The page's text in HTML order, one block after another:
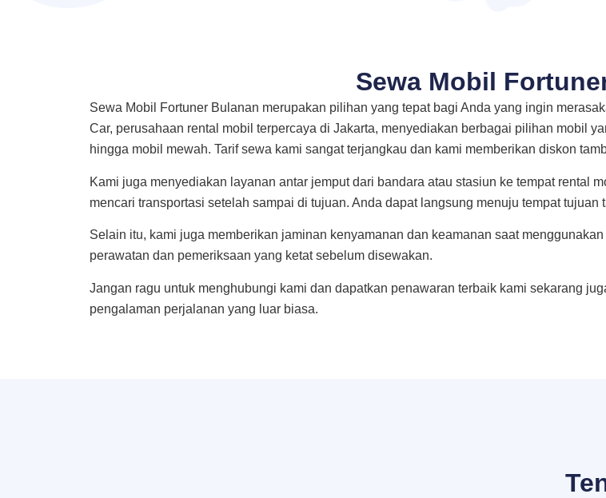
Sewa Mobil
Sewa Mobil Fortuner Bulanan merupakan pilihan yang tepat bagi Anda yang ingin
Car, perusahaan rental mobil terpercaya di Jakarta, menyediakan berbagai pilihan mobil
hingga mobil mewah. Tarif sewa kami sangat terjangkau dan kami memberikan diskon
Kami juga menyediakan layanan antar jemput dari bandara atau stasiun ke tempat rental
mencari transportasi setelah sampai di tujuan. Anda dapat langsung menuju tempat tujuan
Selain itu, kami juga memberikan jaminan kenyamanan dan keamanan saat
perawatan dan pemeriksaan yang ketat sebelum disewakan.
Jangan ragu untuk menghubungi kami dan dapatkan penawaran terbaik kami sekarang
pengalaman perjalanan yang luar biasa.